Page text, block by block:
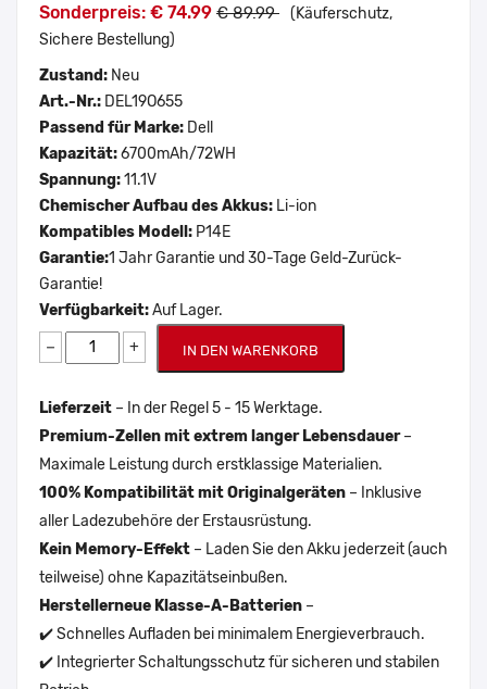
Sonderpreis: € 74.99 € 89.99 (Käuferschutz,
Sichere Bestellung)
Zustand: Neu
Art.-Nr.: DEL19O655
Passend für Marke: Dell
Kapazität:6700mAh/72WH
Spannung:11.1V
Chemischer Aufbau des Akkus: Li-ion
Kompatibles Modell: P14E
Garantie:1 Jahr Garantie und 30-Tage Geld-Zurück-
Garantie!
Verfügbarkeit:Auf Lager.
− + IN DEN WARENKORB
Lieferzeit – In der Regel 5 - 15 Werktage.
Premium-Zellen mit extrem langer Lebensdauer–
Maximale Leistung durch erstklassige Materialien.
100% Kompatibilität mit Originalgeräten – Inklusive
aller Ladezubehöre der Erstausrüstung.
Kein Memory-Effekt – Laden Sie den Akku jederzeit (auch
teilweise) ohne Kapazitätseinbußen.
Herstellerneue Klasse-A-Batterien –
✔️ Schnelles Aufladen bei minimalem Energieverbrauch.
✔️ Integrierter Schaltungsschutz für sicheren und stabilen